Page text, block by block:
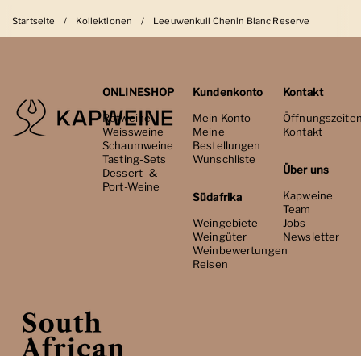
Startseite / Kollektionen / Leeuwenkuil Chenin Blanc Reserve
ONLINESHOP
Rotweine
Weissweine
Schaumweine
Tasting-Sets
Dessert- &
Port-Weine
Kundenkonto
Mein Konto
Meine
Bestellungen
Wunschliste
Südafrika
Weingebiete
Weingüter
Weinbewertungen
Reisen
Kontakt
Kontakt
Über uns
Kapweine
Team
Jobs
Newsletter